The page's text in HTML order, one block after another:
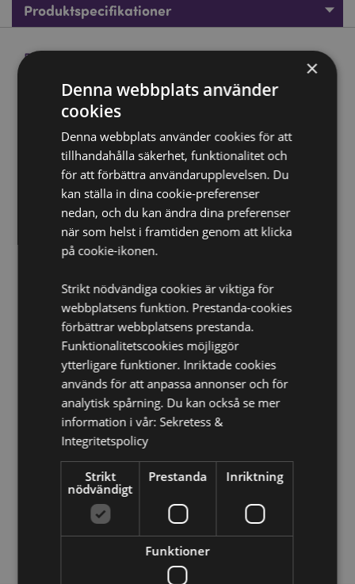
Produktspecifikationer
Produktbeskrivning
Eden Liten Aromalampa med Enkelt Blommotiv
Material: Porslin (Medeltemperatur)
Lämplig för användning med:Vatten och oljor.
Ljus inkluderat:
Oljor inkluderat:Nej
Säkerhetsinformation:Läs och följ alltid
instruktionerna som kommer med produkten. Använd
alltid värmeljus av bra kvalitet och överfyll inte fatet.
Produkt Resurser:
Vill du veta mer om hur du köper från Puckator?
borde du läsa våranKundens Imformations Guide.
Produktattribut
Höjd 7.5cm Bredd 6.5cm Djup 6.5cm
5055071504846
120
0.204000
Nej
×
Denna webbplats använder
cookies
Denna webbplats använder cookies för att
tillhandahålla säkerhet, funktionalitet och
för att förbättra användarupplevelsen. Du
kan ställa in dina cookie-preferenser
nedan, och du kan ändra dina preferenser
när som helst i framtiden genom att klicka
på cookie-ikonen.
Strikt nödvändiga cookies är viktiga för
webbplatsens funktion. Prestanda-cookies
förbättrar webbplatsens prestanda.
Funktionalitetscookies möjliggör
ytterligare funktioner. Inriktade cookies
används för att anpassa annonser och för
analytisk spårning. Du kan också se mer
information i vår: Sekretess &
Integritetspolicy
Strikt
nödvändigt
Prestanda Inriktning
Funktioner